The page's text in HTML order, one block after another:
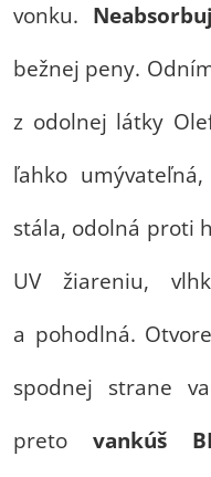
vonku.
bežnej peny.
z odolnej látky
ľahko
stála, odolná proti
UV žiareniu,
a pohodlná.
spodnej strane
preto vankúš